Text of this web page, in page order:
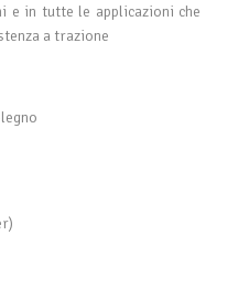
e in tutte le applicazioni che
a trazione